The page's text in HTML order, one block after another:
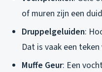
of muren zijn een
Druppelgeluiden:
Dat is vaak een
Muffe Geur: Een